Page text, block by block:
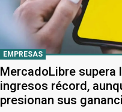
EMPRESAS
MercadoLibre
ingresos récord,
presionan sus